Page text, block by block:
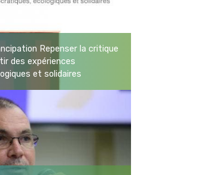
Repenser la critique
des expériences
et solidaires